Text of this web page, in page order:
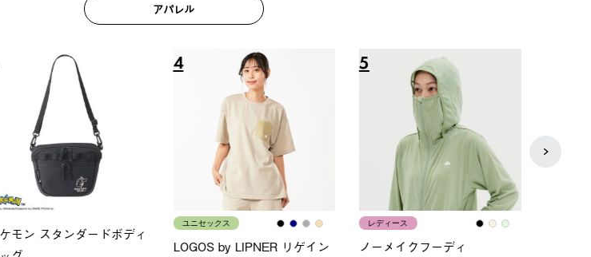
アパレル
LOGOS by LIPNER リゲイン
レディース
ＵＶサムホールジップフーデ
メンズ
クールタッチリラックスパン